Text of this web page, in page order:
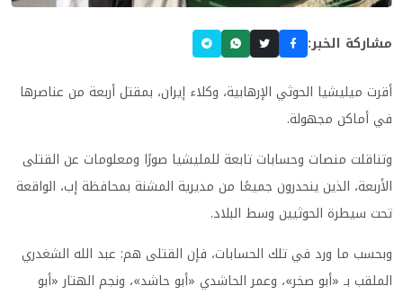
مشاركة الخبر:
أقرت ميليشيا الحوثي الإرهابية، وكلاء إيران، بمقتل أربعة من عناصرها
في أماكن مجهولة.
وتناقلت منصات وحسابات تابعة للمليشيا صورًا ومعلومات عن القتلى
الأربعة، الذين ينحدرون جميعًا من مديرية المشنة بمحافظة إب، الواقعة
تحت سيطرة الحوثيين وسط البلاد.
وبحسب ما ورد في تلك الحسابات، فإن القتلى هم: عبد الله الشغدري
الملقب بـ «أبو صخر»، وعمر الحاشدي «أبو حاشد»، ونجم الهتار «أبو